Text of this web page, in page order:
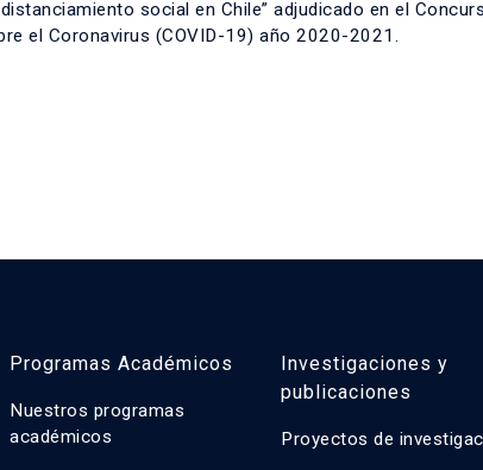
social en Chile” adjudicado en el
el Coronavirus (COVID-19) año 2020-2021.
Programas Académicos
Nuestros programas
académicos
Investigaciones y
publicaciones
Proyectos de